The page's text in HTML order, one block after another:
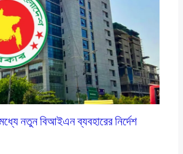
নতুন বিআইএন ব্যবহারের নির্দেশ